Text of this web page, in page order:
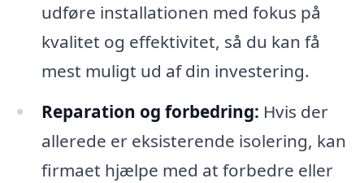
udføre installationen med fokus på
kvalitet og effektivitet, så du kan få
mest muligt ud af din investering.
Reparation og forbedring: Hvis der
allerede er eksisterende isolering, kan
firmaet hjælpe med at forbedre eller